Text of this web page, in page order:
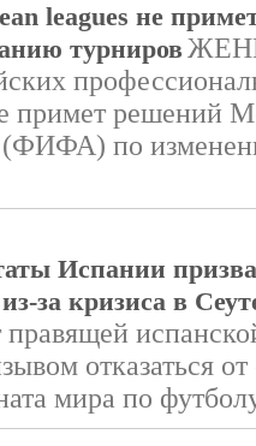
leagues не
турниров
примет решений
(ФИФА) по
Испании
за кризиса в
отказаться
мира по